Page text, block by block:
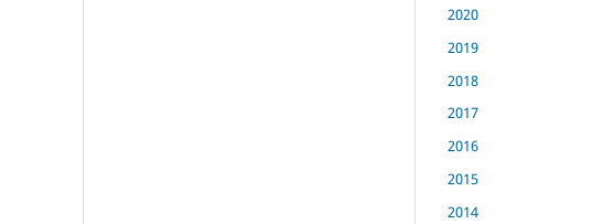
2020
2019
2018
2017
2016
2015
2014